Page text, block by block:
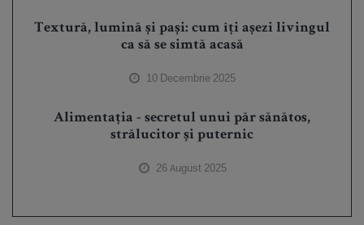
Textură, lumină și pași: cum îți așezi livingul
ca să se simtă acasă
10 Decembrie 2025
Alimentația - secretul unui păr sănătos,
strălucitor și puternic
26 August 2025